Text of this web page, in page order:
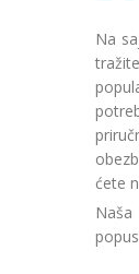
Na
ćete